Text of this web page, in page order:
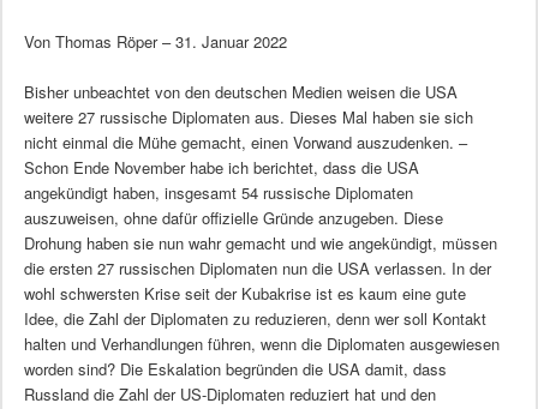
Von Thomas Röper – 31. Januar 2022
Bisher unbeachtet von den deutschen Medien weisen die USA
weitere 27 russische Diplomaten aus. Dieses Mal haben sie sich
nicht einmal die Mühe gemacht, einen Vorwand auszudenken. –
Schon Ende November habe ich berichtet, dass die USA
angekündigt haben, insgesamt 54 russische Diplomaten
auszuweisen, ohne dafür offizielle Gründe anzugeben. Diese
Drohung haben sie nun wahr gemacht und wie angekündigt, müssen
die ersten 27 russischen Diplomaten nun die USA verlassen. In der
wohl schwersten Krise seit der Kubakrise ist es kaum eine gute
Idee, die Zahl der Diplomaten zu reduzieren, denn wer soll Kontakt
halten und Verhandlungen führen, wenn die Diplomaten ausgewiesen
worden sind? Die Eskalation begründen die USA damit, dass
Russland die Zahl der US-Diplomaten reduziert hat und den